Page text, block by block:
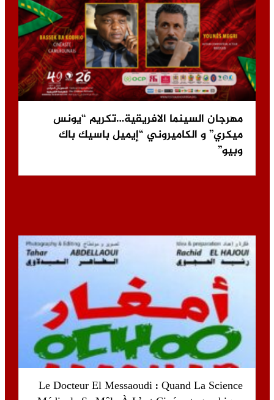
مهرجان السينما الافريقية…تكريم “يونس
ميكري” و الكاميروني “إيميل باسيك باك
وبيو”
Le Docteur El Messaoudi : Quand La Science